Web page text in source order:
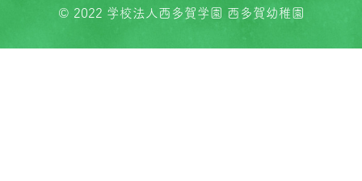
© 2022 学校法人西多賀学園 西多賀幼稚園